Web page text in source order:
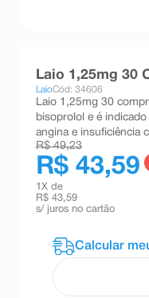
teste gravidez
esmalte
ºabsorvente
Laio 1,25mg 30
LaioCód: 34606
Laio 1,25mg 30
bisoprolol e é
angina e insuficiência
R$ 49,23
R$ 43,59
1 X de
R$ 43,59
s/ juros no cartão